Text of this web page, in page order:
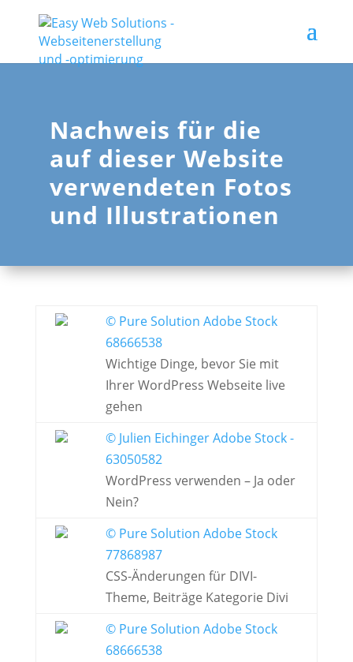
Nachweis für die
auf dieser Website
verwendeten Fotos
und Illustrationen
© Pure Solution Adobe Stock
68666538
Wichtige Dinge, bevor Sie mit
Ihrer WordPress Webseite live
gehen
© Julien Eichinger Adobe Stock -
63050582
WordPress verwenden – Ja oder
Nein?
© Pure Solution Adobe Stock
77868987
CSS-Änderungen für DIVI-
Theme, Beiträge Kategorie Divi
© Pure Solution Adobe Stock
68666538